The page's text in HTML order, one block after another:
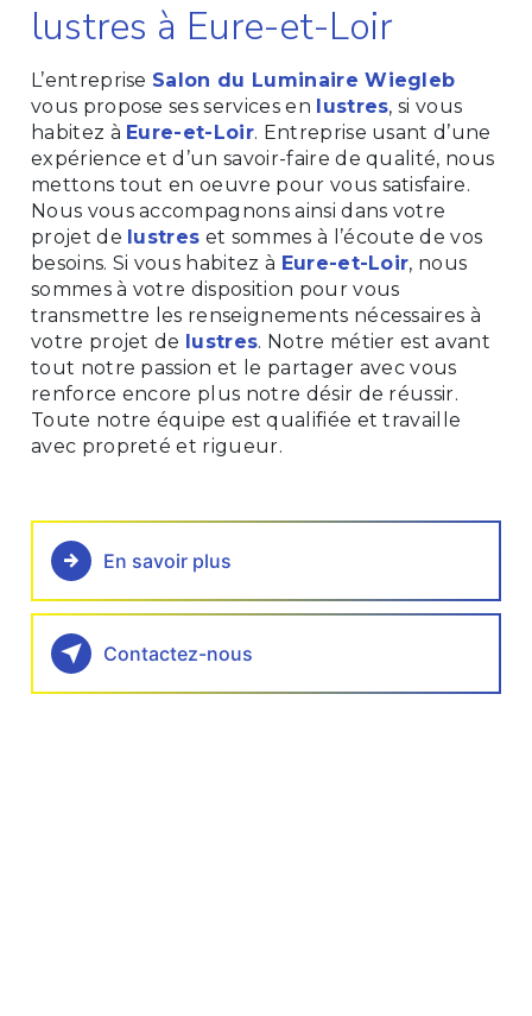
lustres à Eure-et-Loir
L’entreprise Salon du Luminaire Wiegleb
vous propose ses services en lustres, si vous
habitez à Eure-et-Loir. Entreprise usant d’une
expérience et d’un savoir-faire de qualité, nous
mettons tout en oeuvre pour vous satisfaire.
Nous vous accompagnons ainsi dans votre
projet de lustres et sommes à l’écoute de vos
besoins. Si vous habitez à Eure-et-Loir, nous
sommes à votre disposition pour vous
transmettre les renseignements nécessaires à
votre projet de lustres. Notre métier est avant
tout notre passion et le partager avec vous
renforce encore plus notre désir de réussir.
Toute notre équipe est qualifiée et travaille
avec propreté et rigueur.
En savoir plus
Contactez-nous